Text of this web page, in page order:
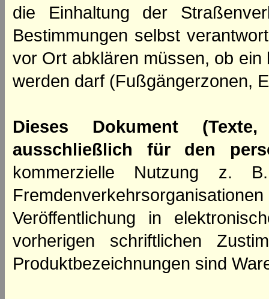
die Einhaltung der
Bestimmungen selbst
vor Ort abklären müssen, ob
werden darf (Fußgängerzonen,
Dieses Dokument
ausschließlich für den
kommerzielle Nutzung z.
Veröffentlichung in
vorherigen schriftlichen
Produktbezeichnungen sind